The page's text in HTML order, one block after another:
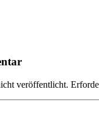
veröffentlicht.